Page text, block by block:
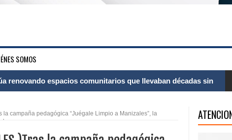
SOMOS
de 68 estudiantes rurales en Filadelfia gracias al Gobierno de
tendrá comedor comunitario gracias al Galardón de la Mujer
campaña pedagógica “Juégale Limpio a Manizales”, la